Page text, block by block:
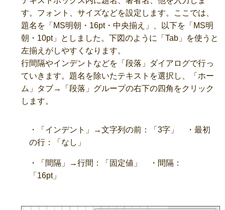
す。フォント、サイズなどを設定します。ここでは、
題名を「MS明朝・16pt・中央揃え」、以下を「MS明
朝・10pt」としました。下図のように「Tab」を使うと
左揃えがしやすくなります。
行間隔やインデントなどを「段落」ダイアログで行っ
ていきます。題名を除いたテキストを選択し、「ホー
ム」タブ→「段落」グループの右下の四角をクリック
します。
・「インデント」→文字列の前：「3字」 ・最初
の行：「なし」
・「間隔」→行間：「固定値」 ・間隔：
「16pt」